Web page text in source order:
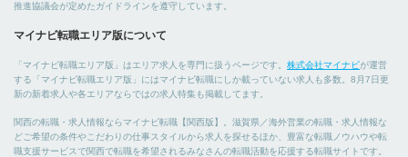
推進協議会が定めたガイドラインを遵守しています。
マイナビ転職エリア版について
「マイナビ転職エリア版」はエリア求人を専門に扱うページです。 株式会社マイナビが運営
する「マイナビ転職エリア版」にはマイナビ転職にしか載っていない求人も多数。8月7日更
新の新着求人や各エリアならではの求人特集も掲載してます。
関西の転職・求人情報ならマイナビ転職【関西版】。滋賀県／海外営業の転職・求人情報な
どご希望の条件やこだわりの仕事スタイルから求人を探せるほか、豊富な転職ノウハウや転
職支援サービスで関西で転職を希望されるみなさんの転職活動を応援する転職サイトです。